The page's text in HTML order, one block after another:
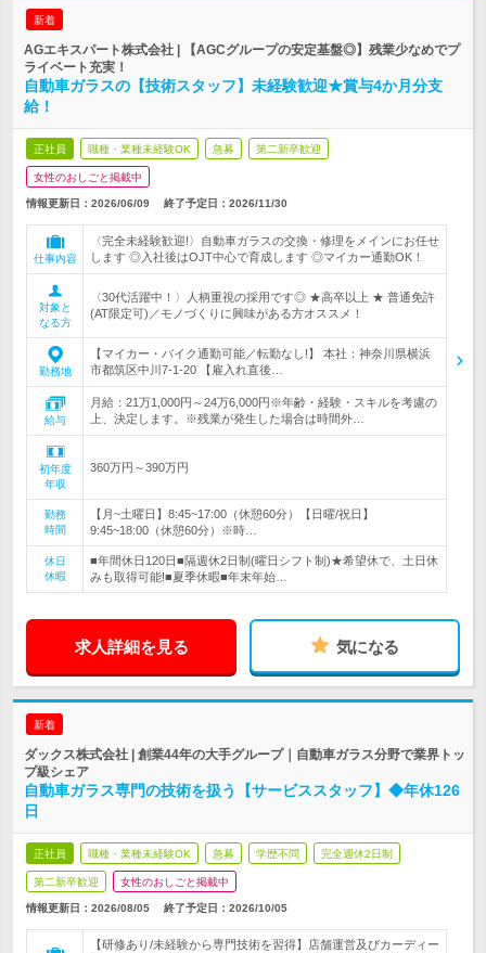
新着
AGエキスパート株式会社 | 【AGCグループの安定基盤◎】残業少なめでプ
ライベート充実！
自動車ガラスの【技術スタッフ】未経験歓迎★賞与4か月分支
給！
正社員 職種・業種未経験OK 急募 第二新卒歓迎
女性のおしごと掲載中
情報更新日：2026/06/09 終了予定日： 2026/11/30
仕事内容
〈完全未経験歓迎!〉自動車ガラスの交換・修理をメインにお任せ
します ◎入社後はOJT中心で育成します ◎マイカー通勤OK！
対象と
なる方
〈30代活躍中！〉人柄重視の採用です◎ ★高卒以上 ★ 普通免許
(AT限定可)／モノづくりに興味がある方オススメ！
勤務地
【マイカー・バイク通勤可能／転勤なし!】 本社：神奈川県横浜
市都筑区中川7-1-20 【雇入れ直後…
給与
月給：21万1,000円～24万6,000円※年齢・経験・スキルを考慮の
上、決定します。※残業が発生した場合は時間外…
初年度
年収
360万円～390万円
勤務
時間
【月~土曜日】8:45~17:00（休憩60分）【日曜/祝日】
9:45~18:00（休憩60分）※時…
休日
休暇
■年間休日120日■隔週休2日制(曜日シフト制)★希望休で、土日休
みも取得可能!■夏季休暇■年末年始…
求人詳細を見る 気になる
新着
ダックス株式会社 | 創業44年の大手グループ｜自動車ガラス分野で業界トッ
プ級シェア
自動車ガラス専門の技術を扱う【サービススタッフ】◆年休126
日
正社員 職種・業種未経験OK 急募 学歴不問 完全週休2日制
第二新卒歓迎 女性のおしごと掲載中
情報更新日：2026/08/05 終了予定日： 2026/10/05
【研修あり/未経験から専門技術を習得】店舗運営及びカーディー